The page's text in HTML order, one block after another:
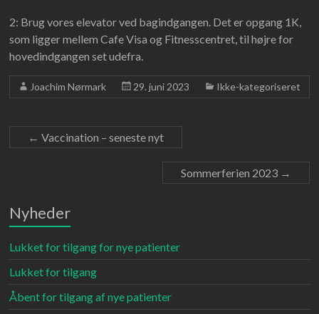
2: Brug vores elevator ved bagindgangen. Det er opgang 1K,
som ligger mellem Cafe Visa og Fitnesscentret, til højre for
hovedindgangen set udefra.
Joachim Nørmark 29. juni 2023 Ikke-kategoriseret
← Vaccination – seneste nyt
Sommerferien 2023 →
Nyheder
Lukket for tilgang for nye patienter
Lukket for tilgang
Åbent for tilgang af nye patienter